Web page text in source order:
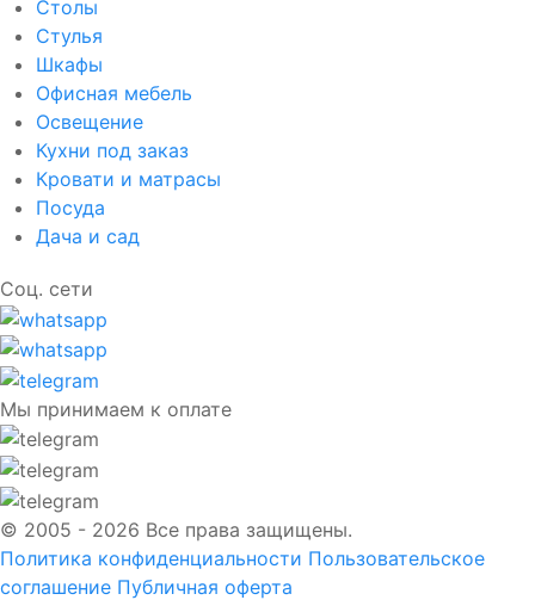
Столы
Стулья
Шкафы
Офисная мебель
Освещение
Кухни под заказ
Кровати и матрасы
Посуда
Дача и сад
Соц. сети
Мы принимаем к оплате
© 2005 - 2026 Все права защищены.
Политика конфиденциальности Пользовательское
соглашение Публичная оферта